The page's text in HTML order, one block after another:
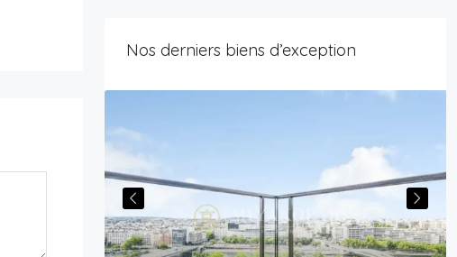
Nos derniers biens d’exception